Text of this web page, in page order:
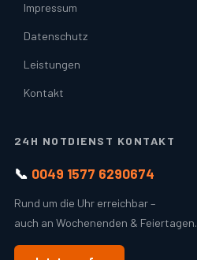
Impressum
Datenschutz
Leistungen
Kontakt
24H NOTDIENST KONTAKT
📞 0049 1577 6290674
Rund um die Uhr erreichbar –
auch an Wochenenden & Feiertagen.